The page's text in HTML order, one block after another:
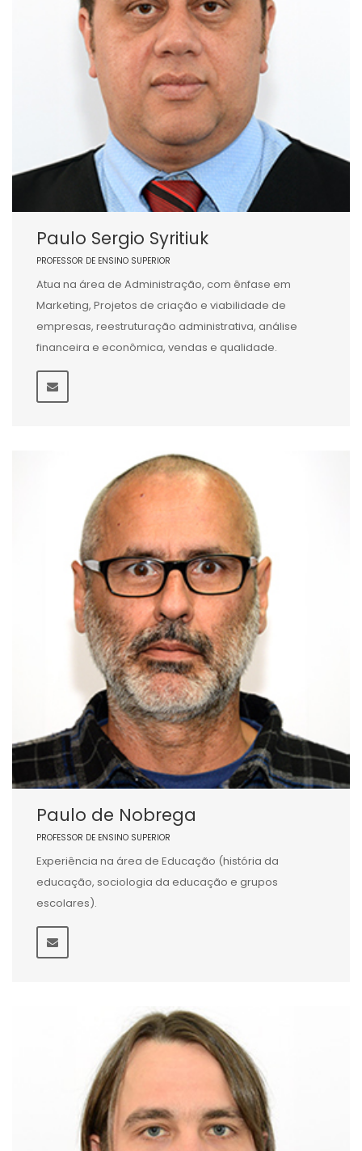
Paulo Sergio Syritiuk
PROFESSOR DE ENSINO SUPERIOR
Atua na área de Administração, com ênfase em
Marketing, Projetos de criação e viabilidade de
empresas, reestruturação administrativa, análise
financeira e econômica, vendas e qualidade.
Paulo de Nobrega
PROFESSOR DE ENSINO SUPERIOR
Experiência na área de Educação (história da
educação, sociologia da educação e grupos
escolares).